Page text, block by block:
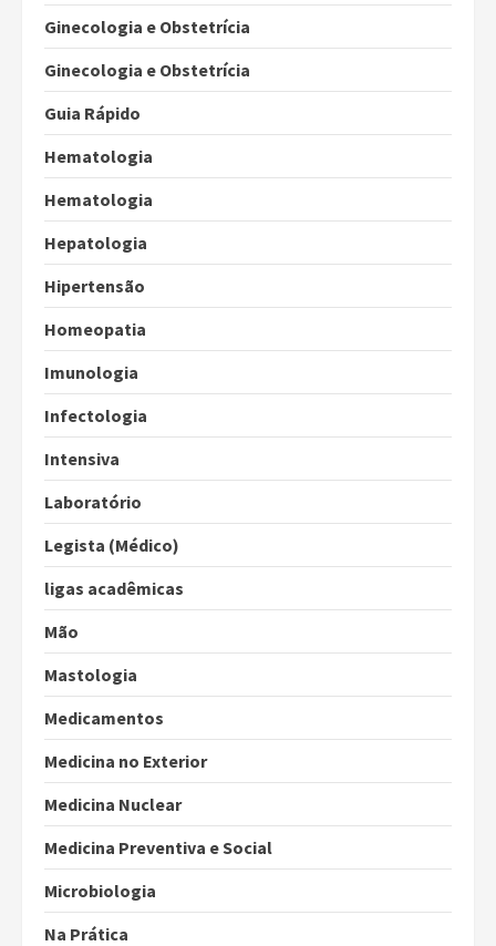
Ginecologia e Obstetrícia
Ginecologia e Obstetrícia
Guia Rápido
Hematologia
Hematologia
Hepatologia
Hipertensão
Homeopatia
Imunologia
Infectologia
Intensiva
Laboratório
Legista (Médico)
ligas acadêmicas
Mão
Mastologia
Medicamentos
Medicina no Exterior
Medicina Nuclear
Medicina Preventiva e Social
Microbiologia
Na Prática